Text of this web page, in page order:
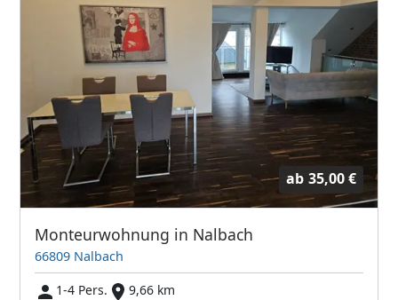
ab 35,00 €
Monteurwohnung in Nalbach
66809 Nalbach
1-4 Pers.
9,66 km